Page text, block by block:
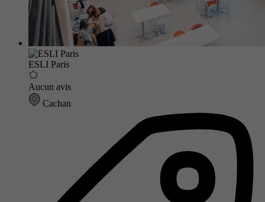
ESLI Paris
Aucun avis
Cachan